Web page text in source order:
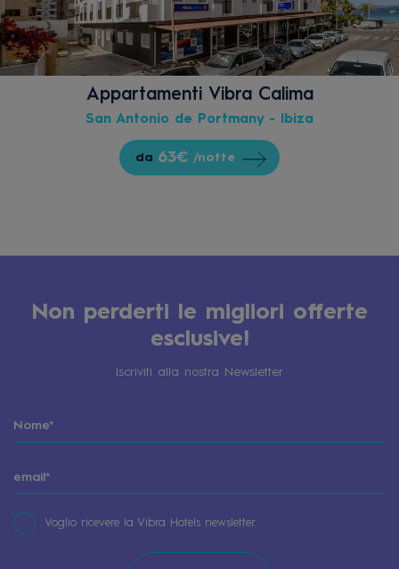
Appartamenti Vibra Calima
San Antonio de Portmany - Ibiza
da 63€ /notte
Non perderti le migliori offerte
esclusive!
Iscriviti alla nostra Newsletter
Voglio ricevere la Vibra Hotels newsletter.